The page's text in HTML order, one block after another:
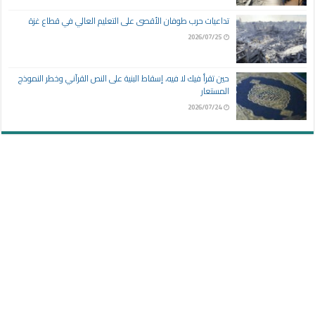
تداعيات حرب طوفان الأقصى على التعليم العالي في قطاع غزة
2026/07/25
حين تقرأ فيك لا فيه، إسقاط البنية على النص القرآني وخطر النموذج
المستعار
2026/07/24